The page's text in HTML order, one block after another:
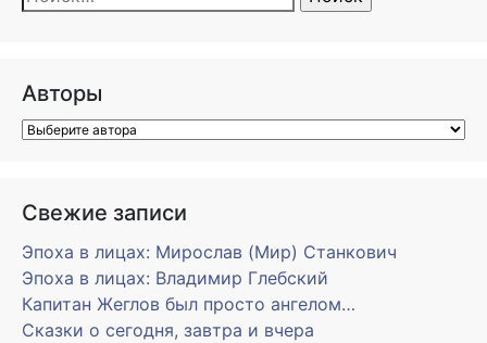
Авторы
Свежие записи
Эпоха в лицах: Мирослав (Мир) Станкович
Эпоха в лицах: Владимир Глебский
Капитан Жеглов был просто ангелом…
Сказки о сегодня, завтра и вчера